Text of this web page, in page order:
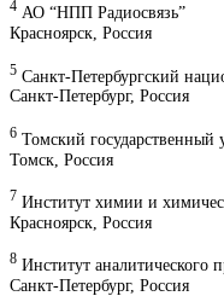
4 АО “НПП Радиосвязь”
Красноярск, Россия
5 Санкт-Петербургский
Санкт-Петербург, Россия
6 Томский государственный
Томск, Россия
7 Институт химии и
Красноярск, Россия
8 Институт аналитического
Санкт-Петербург, Россия